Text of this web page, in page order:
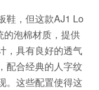
鞋，但这款AJ1 Lo
的泡棉材质，提供
，具有良好的透气
配合经典的人字纹
。这些配置使得这